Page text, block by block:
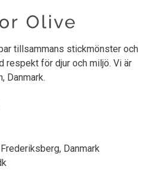
tillsammans stickmönster och
respekt för djur och miljö. Vi är
Danmark.
Danmark